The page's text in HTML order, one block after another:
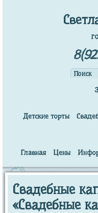
Детские торты
Главная Цены
Свадебные
«Свадебные